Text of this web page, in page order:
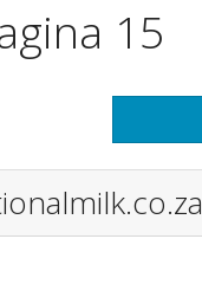
15